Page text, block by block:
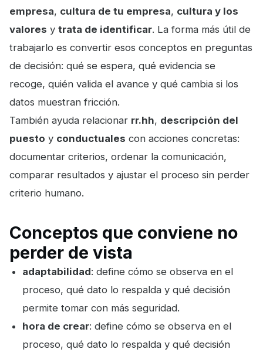
empresa, cultura de tu empresa, cultura y los
valores y trata de identificar. La forma más útil de
trabajarlo es convertir esos conceptos en preguntas
de decisión: qué se espera, qué evidencia se
recoge, quién valida el avance y qué cambia si los
datos muestran fricción.
También ayuda relacionar rr.hh, descripción del
puesto y conductuales con acciones concretas:
documentar criterios, ordenar la comunicación,
comparar resultados y ajustar el proceso sin perder
criterio humano.
Conceptos que conviene no
perder de vista
adaptabilidad: define cómo se observa en el
proceso, qué dato lo respalda y qué decisión
permite tomar con más seguridad.
hora de crear: define cómo se observa en el
proceso, qué dato lo respalda y qué decisión